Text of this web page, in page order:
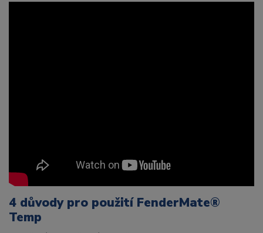
4 důvody pro použití FenderMate®
Temp